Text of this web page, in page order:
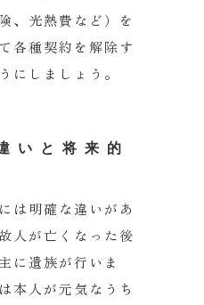
、光熱費など）を
各種契約を解除す
にしましょう 。
いと将来的
は明確な違いがあ
人が亡くなった後
主に遺族が行いま
本人が元気なうち